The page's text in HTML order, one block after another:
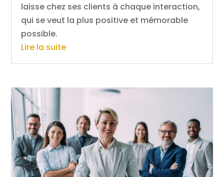
laisse chez ses clients à chaque interaction,
qui se veut la plus positive et mémorable
possible.
Lire la suite